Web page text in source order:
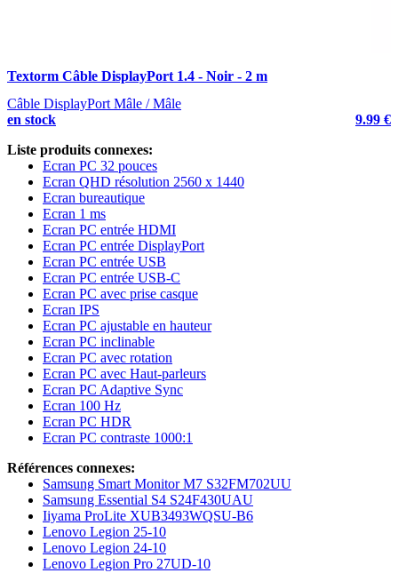
Textorm Câble DisplayPort 1.4 - Noir - 2 m
Câble DisplayPort Mâle / Mâle
en stock
9.99 €
Liste produits connexes:
Ecran PC 32 pouces
Ecran QHD résolution 2560 x 1440
Ecran bureautique
Ecran 1 ms
Ecran PC entrée HDMI
Ecran PC entrée DisplayPort
Ecran PC entrée USB
Ecran PC entrée USB-C
Ecran PC avec prise casque
Ecran IPS
Ecran PC ajustable en hauteur
Ecran PC inclinable
Ecran PC avec rotation
Ecran PC avec Haut-parleurs
Ecran PC Adaptive Sync
Ecran 100 Hz
Ecran PC HDR
Ecran PC contraste 1000:1
Références connexes:
Samsung Smart Monitor M7 S32FM702UU
Samsung Essential S4 S24F430UAU
Iiyama ProLite XUB3493WQSU-B6
Lenovo Legion 25-10
Lenovo Legion 24-10
Lenovo Legion Pro 27UD-10